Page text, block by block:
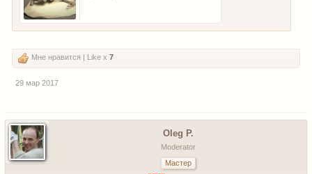
Мне нравится | Like x 7
29 мар 2017
Oleg P.
Moderator
Мастер